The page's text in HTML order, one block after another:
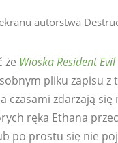
autorstwa
że Wioska Resident Evil
pliku zapisu z
czasami zdarzają się
ręka Ethana
po prostu się nie